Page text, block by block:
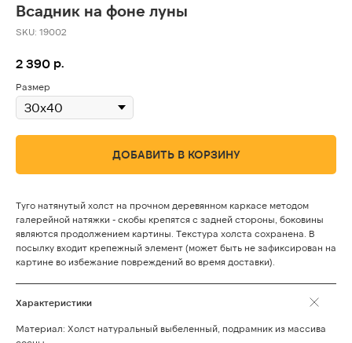
Всадник на фоне луны
SKU: 19002
2 390 р.
Размер
ДОБАВИТЬ В КОРЗИНУ
Туго натянутый холст на прочном деревянном каркасе методом
галерейной натяжки - скобы крепятся с задней стороны, боковины
являются продолжением картины. Текстура холста сохранена. В
посылку входит крепежный элемент (может быть не зафиксирован на
картине во избежание повреждений во время доставки).
Характеристики
Материал: Холст натуральный выбеленный, подрамник из массива